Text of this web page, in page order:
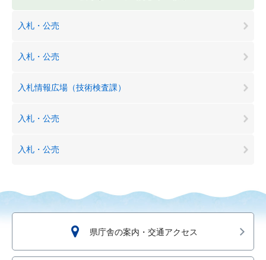
入札・公売
入札・公売
入札情報広場（技術検査課）
入札・公売
入札・公売
県庁舎の案内・交通アクセス